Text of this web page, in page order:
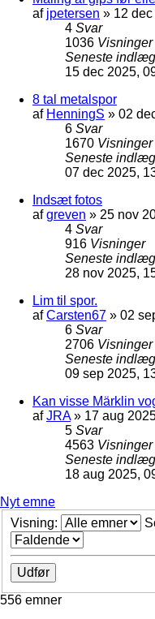
af jpetersen » 12
4 Svar
1036 Visninger
Seneste indlæg
15 dec 2025,
8 tal metalspor
af HenningS » 02
6 Svar
1670 Visninger
Seneste indlæg
07 dec 2025,
Indsæt fotos
afgreven » 25 nov
4 Svar
916 Visninger
Seneste indlæg
28 nov 2025,
Lim til spor.
afCarsten67 » 02
6 Svar
2706 Visninger
Seneste indlæg
09 sep 2025,
Kan visse Märklin
afJRA» 17 aug
5 Svar
4563 Visninger
Seneste indlæg
18 aug 2025,
Nyt emne
Visning:
556 emner